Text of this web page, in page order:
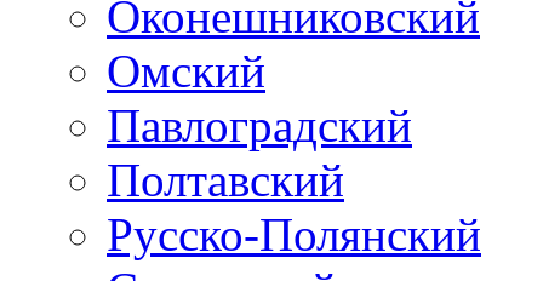
Оконешниковский
Омский
Павлоградский
Полтавский
Русско-Полянский